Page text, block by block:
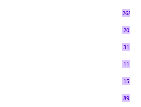
268
20
31
11
15
89